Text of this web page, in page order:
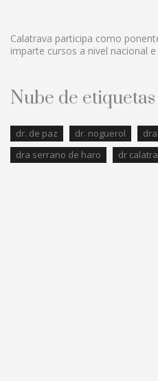
Calatrava participa como
imparte cursos a nivel nacional
Nube de etiquetas
dr. de paz dr. noguerol
dra serrano de haro
dr